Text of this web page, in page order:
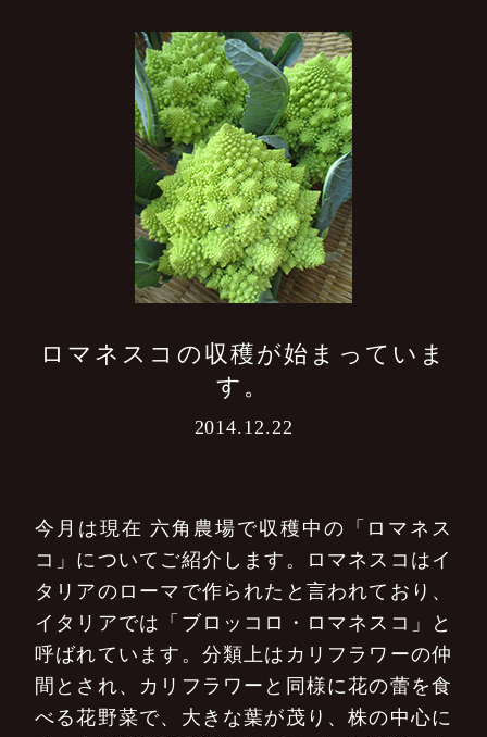
ロマネスコの収穫が始まっていま
す。
2014.12.22
今月は現在 六角農場で収穫中の「ロマネス
コ」についてご紹介します。ロマネスコはイ
タリアのローマで作られたと言われており、
イタリアでは「ブロッコロ・ロマネスコ」と
呼ばれています。分類上はカリフラワーの仲
間とされ、カリフラワーと同様に花の蕾を食
べる花野菜で、大きな葉が茂り、株の中心に